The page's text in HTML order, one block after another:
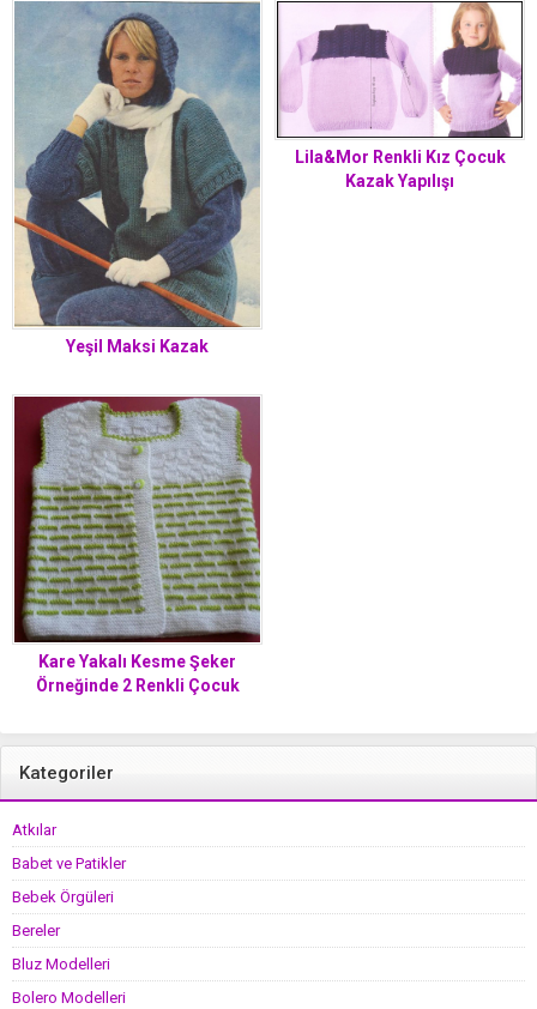
Yeşil Maksi Kazak
Lila&Mor Renkli Kız Çocuk
Kazak Yapılışı
Kare Yakalı Kesme Şeker
Örneğinde 2 Renkli Çocuk
Kategoriler
Atkılar
Babet ve Patikler
Bebek Örgüleri
Bereler
Bluz Modelleri
Bolero Modelleri